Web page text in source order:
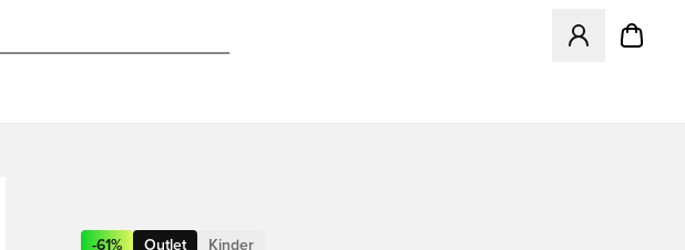
Öffnet ein
-61% Outlet Kinder